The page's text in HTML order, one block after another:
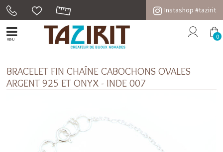
Instashop #tazirit
MENU 0
BRACELET FIN CHAÎNE CABOCHONS OVALES
ARGENT 925 ET ONYX - INDE 007